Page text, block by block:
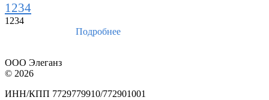
1234
1234
Подробнее
ООО Элеганз
© 2026
ИНН/КПП 7729779910/772901001